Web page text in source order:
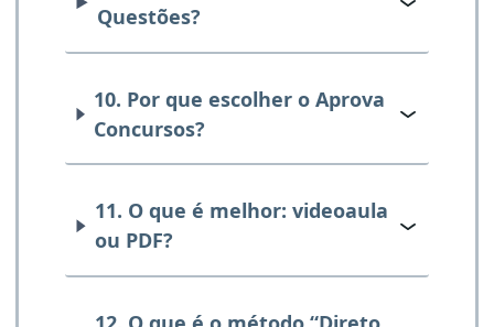
Questões?
10. Por que escolher o Aprova
Concursos?
11. O que é melhor: videoaula
ou PDF?